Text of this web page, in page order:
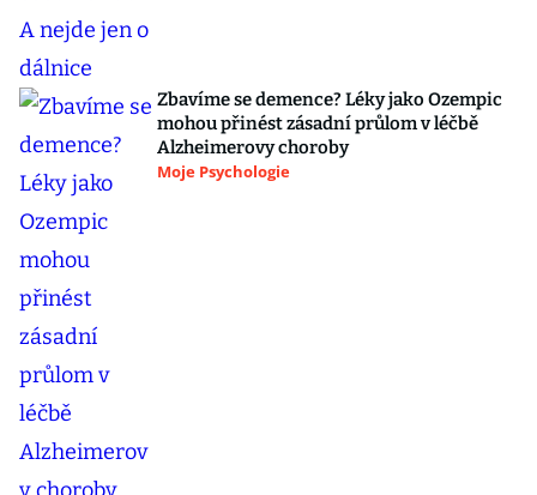
Zbavíme se demence? Léky jako Ozempic
mohou přinést zásadní průlom v léčbě
Alzheimerovy choroby
Moje Psychologie